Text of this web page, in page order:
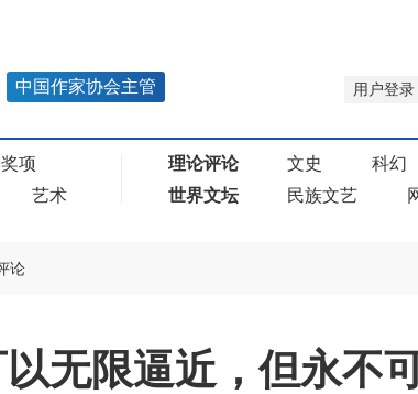
用户登录
中国作家协会主管
项
艺术
理论评论 文史 科幻
世界文坛
民族文艺
论
无限逼近，但永不